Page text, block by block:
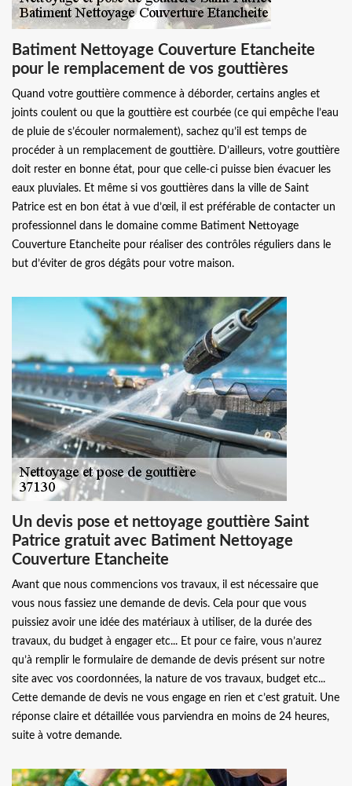
Batiment Nettoyage Couverture Etancheite
pour le remplacement de vos gouttières
Quand votre gouttière commence à déborder, certains angles et
joints coulent ou que la gouttière est courbée (ce qui empêche l’eau
de pluie de s’écouler normalement), sachez qu’il est temps de
procéder à un remplacement de gouttière. D’ailleurs, votre gouttière
doit rester en bonne état, pour que celle-ci puisse bien évacuer les
eaux pluviales. Et même si vos gouttières dans la ville de Saint
Patrice est en bon état à vue d’œil, il est préférable de contacter un
professionnel dans le domaine comme Batiment Nettoyage
Couverture Etancheite pour réaliser des contrôles réguliers dans le
but d’éviter de gros dégâts pour votre maison.
Un devis pose et nettoyage gouttière Saint
Patrice gratuit avec Batiment Nettoyage
Couverture Etancheite
Avant que nous commencions vos travaux, il est nécessaire que
vous nous fassiez une demande de devis. Cela pour que vous
puissiez avoir une idée des matériaux à utiliser, de la durée des
travaux, du budget à engager etc... Et pour ce faire, vous n’aurez
qu’à remplir le formulaire de demande de devis présent sur notre
site avec vos coordonnées, la nature de vos travaux, budget etc...
Cette demande de devis ne vous engage en rien et c’est gratuit. Une
réponse claire et détaillée vous parviendra en moins de 24 heures,
suite à votre demande.